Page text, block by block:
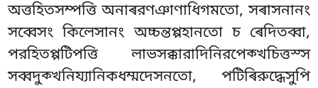
অত্তহিতসম্পত্তি অনাৰরণঞাণাধিগমতো, সৰাসনানং
সব্বেসং কিলেসানং অচ্চন্তপ্পহানতো চ ৰেদিতব্বা,
পরহিতপ্পটিপত্তি লাভসক্কারাদিনিরপেক্খচিত্তস্স
সব্বদুক্খনিয্যানিকধম্মদেসনতো, পটিৰিরুদ্ধেসুপি